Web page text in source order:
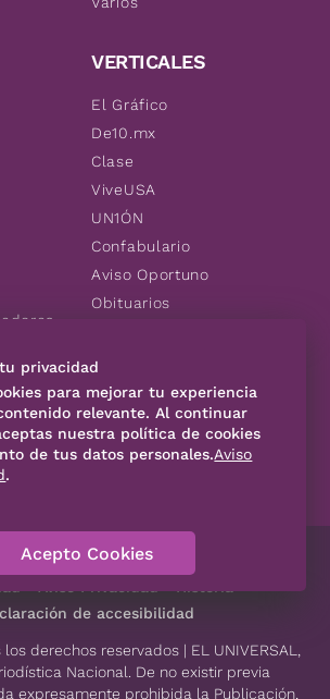
VERTICALES
El Gráfico
De10.mx
Clase
ViveUSA
UN1ÓN
Confabulario
Aviso Oportuno
Obituarios
Consultas
SÍGUENOS
Código de Ética
de accesibilidad
derechos reservados | EL UNIVERSAL,
Nacional. De no existir previa
expresamente prohibida la Publicación,
privacidad
para mejorar tu experiencia
relevante. Al continuar
nuestra política de cookies
de tus datos personales.Aviso
.
Acepto Cookies